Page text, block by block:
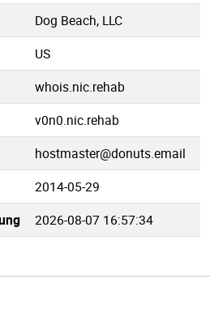
Dog Beach, LLC
US
whois.nic.rehab
v0n0.nic.rehab
hostmaster@donuts.email
2014-05-29
2026-08-07 16:57:34